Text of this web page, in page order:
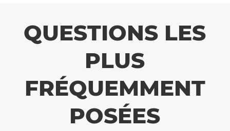
QUESTIONS LES
PLUS
FRÉQUEMMENT
POSÉES